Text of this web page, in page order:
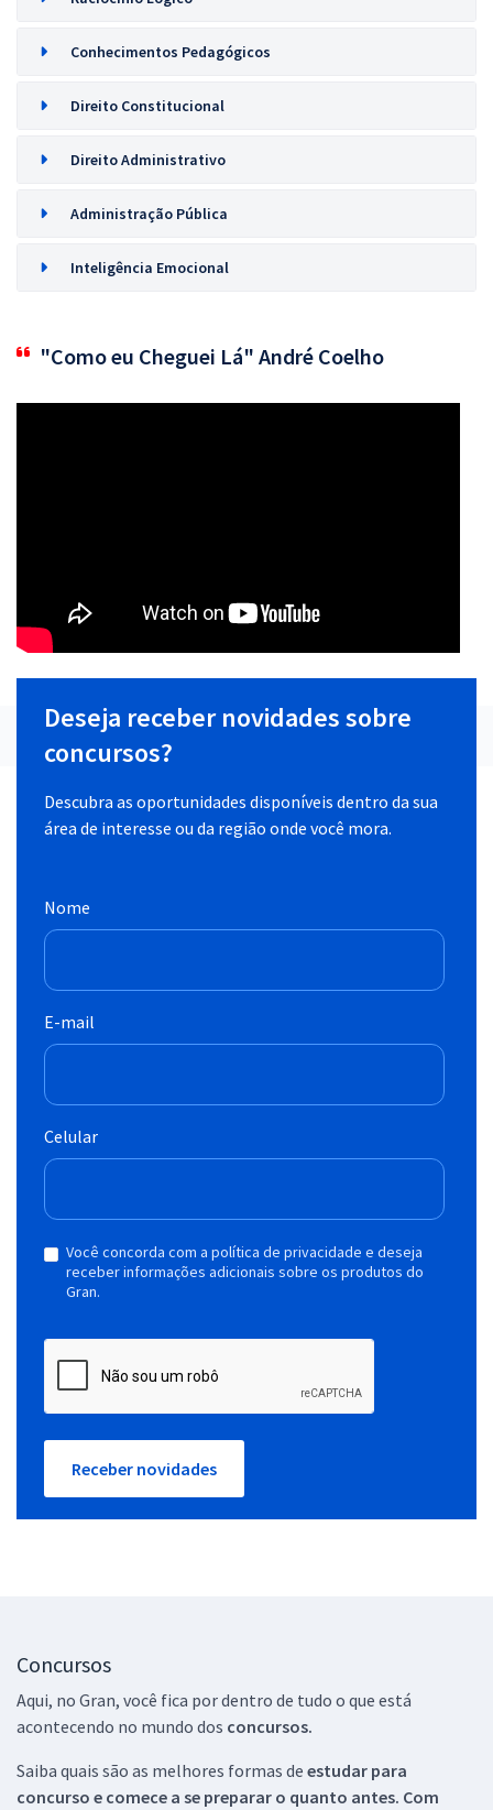
Conhecimentos Pedagógicos
Direito Constitucional
Direito Administrativo
Administração Pública
Inteligência Emocional
"Como eu Cheguei Lá" André Coelho
Deseja receber novidades sobre
concursos?
Descubra as oportunidades disponíveis dentro da sua
área de interesse ou da região onde você mora.
Nome
E-mail
Celular
Você concorda com a política de privacidade e deseja
receber informações adicionais sobre os produtos do
Gran.
Receber novidades
Concursos
Aqui, no Gran, você fica por dentro de tudo o que está
acontecendo no mundo dos concursos.
Saiba quais são as melhores formas de estudar para
concurso e comece a se preparar o quanto antes. Com